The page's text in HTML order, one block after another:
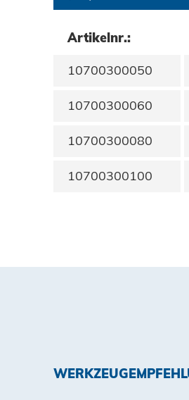
Artikelnr.:
10700300050
10700300060
10700300080
10700300100